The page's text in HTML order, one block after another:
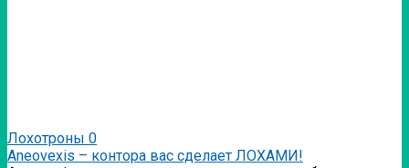
Лохотроны 0
Аneovexis – контора вас сделает ЛОХАМИ!